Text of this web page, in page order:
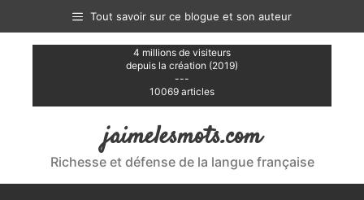
contenu
Tout savoir sur ce blogue et son auteur
4 millions de visiteurs
depuis la création (2019)
---
10069 articles
jaimelesmots.com
Richesse et défense de la langue française